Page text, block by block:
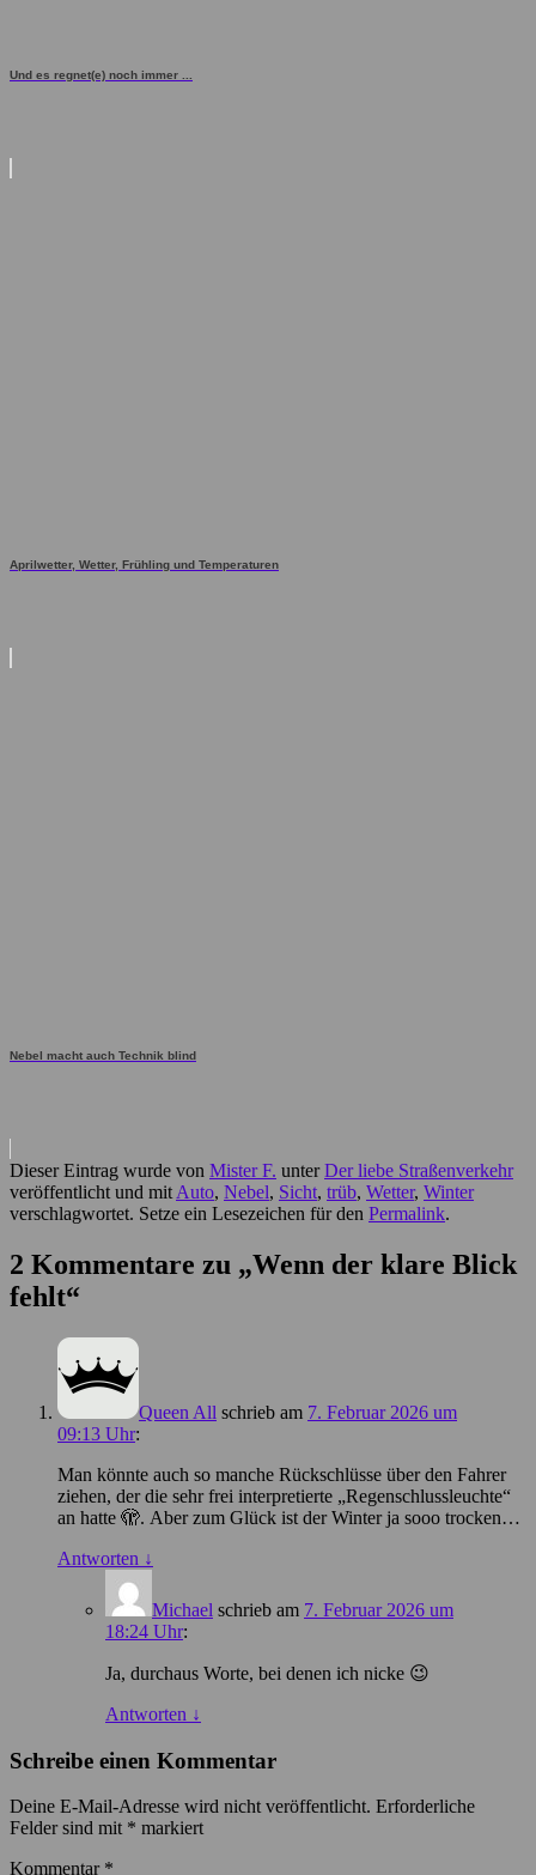
Und es regnet(e) noch immer ...
Aprilwetter, Wetter, Frühling und Temperaturen
Nebel macht auch Technik blind
Dieser Eintrag wurde von Mister F. unterDer liebe Straßenverkehr
veröffentlicht und mit Auto, Nebel, Sicht, trüb, Wetter, Winter
verschlagwortet. Setze ein Lesezeichen für den Permalink.
2 Kommentare zu „Wenn der klare Blick
fehlt“
Queen All schrieb am 7. Februar 2026 um
09:13 Uhr:
Man könnte auch so manche Rückschlüsse über den Fahrer
ziehen, der die sehr frei interpretierte „Regenschlussleuchte“
an hatte 🫣. Aber zum Glück ist der Winter ja sooo trocken…
Antworten ↓
Michael schrieb am 7. Februar 2026 um
18:24 Uhr:
Ja, durchaus Worte, bei denen ich nicke 😉
Antworten ↓
Schreibe einen Kommentar
Deine E-Mail-Adresse wird nicht veröffentlicht. Erforderliche
Felder sind mit * markiert
Kommentar *